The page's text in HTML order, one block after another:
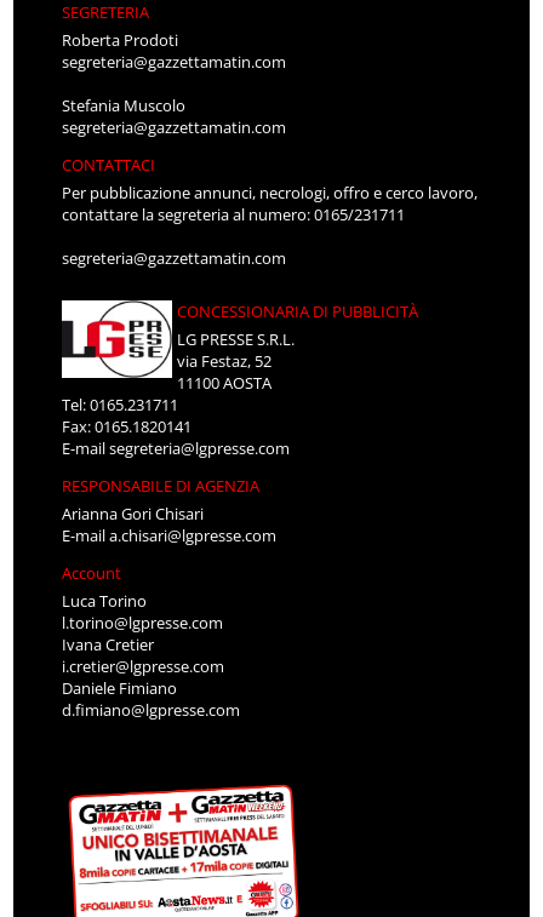
SEGRETERIA
Roberta Prodoti
segreteria@gazzettamatin.com
Stefania Muscolo
segreteria@gazzettamatin.com
CONTATTACI
Per pubblicazione annunci, necrologi, offro e cerco lavoro,
contattare la segreteria al numero: 0165/231711
segreteria@gazzettamatin.com
CONCESSIONARIA DI PUBBLICITÀ
LG PRESSE S.R.L.
via Festaz, 52
11100 AOSTA
Tel: 0165.231711
Fax: 0165.1820141
E-mailsegreteria@lgpresse.com
RESPONSABILE DI AGENZIA
Arianna Gori Chisari
E-maila.chisari@lgpresse.com
Account
Luca Torino
l.torino@lgpresse.com
Ivana Cretier
i.cretier@lgpresse.com
Daniele Fimiano
d.fimiano@lgpresse.com